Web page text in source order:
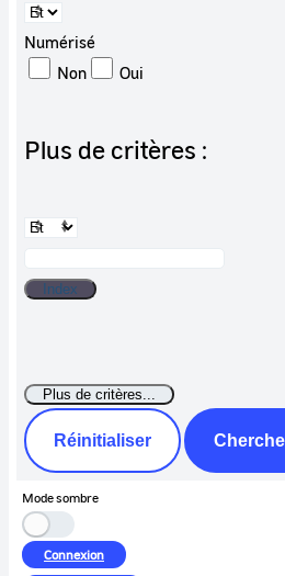
Numérisé
Non
Oui
Plus de critères :
Réinitialiser
Mode sombre
Connexion